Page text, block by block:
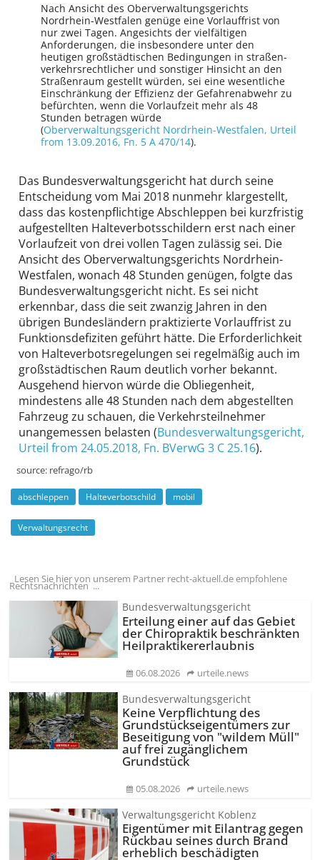
Nach Ansicht des Ober­verwaltungs­gerichts
Nordrhein-Westfalen genüge eine Vorlauf­frist von
nur zwei Tagen. Angesichts der viel­fältigen
Anforderungen, die insbesondere unter den
heutigen großstädtischen Bedingungen in straßen­
verkehrs­rechtlicher und sonstiger Hinsicht an den
Straßen­raum gestellt würden, sei eine wesentliche
Ein­schränkung der Effizienz der Gefahren­abwehr zu
befürchten, wenn die Vorlaufzeit mehr als 48
Stunden betragen würde
(Oberverwaltungsgericht Nordrhein-Westfalen, Urteil
from 13.09.2016, Fn. 5 A 470/14).
Das Bundes­verwaltungs­gericht hat durch seine
Entscheidung vom Mai 2018 nunmehr klargestellt,
dass das kosten­pflichtige Abschleppen bei kurzfristig
aufgestellten Halte­verbots­schildern erst nach einer
Vorlaufzeit von drei vollen Tagen zulässig sei. Die
Ansicht des Ober­verwaltungs­gerichts Nordrhein-
Westfalen, wonach 48 Stunden genügen, folgte das
Bundes­verwaltungs­gericht nicht. Es sei nicht
erkennbar, dass die seit zwanzig Jahren in den
übrigen Bundes­ländern praktizierte Vorlauf­frist zu
Funktions­defiziten geführt hätte. Die Erforderlich­keit
von Halte­verbots­regelungen sei regelmäßig auch im
großstädtischen Raum deutlich vorher bekannt.
Ausgehend hiervon würde die Obliegen­heit,
mindestens alle 48 Stunden nach dem abgestellten
Fahrzeug zu schauen, die Verkehrs­teilnehmer
unangemessen belasten (Bundesverwaltungsgericht,
Urteil from 24.05.2018, Fn. BVerwG 3 C 25.16).
source: refrago/rb
abschleppen Halteverbotschild mobil
Verwaltungsrecht
Lesen Sie hier von unserem Partner recht-aktuell.de empfohlene
Rechtsnachrichten ...
Bundesverwaltungsgericht
Erteilung einer auf das Gebiet
der Chiropraktik beschränkten
Heilprakti­kererlaubnis
06.08.2026 urteile.news
Bundesverwaltungsgericht
Keine Verpflichtung des
Grundstücks­eigentümers zur
Beseitigung von "wildem Müll"
auf frei zugänglichem
Grundstück
05.08.2026 urteile.news
Verwaltungsgericht Koblenz
Eigentümer mit Eilantrag gegen
Rückbau seines durch Brand
erheblich beschädigten